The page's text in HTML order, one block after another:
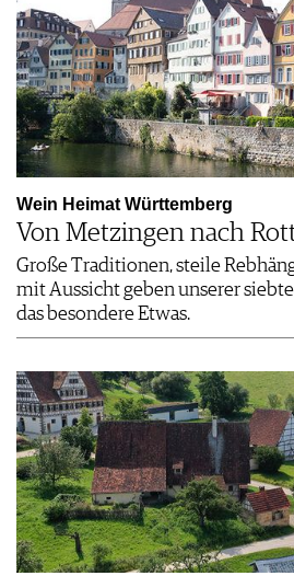
Wein Heimat Württemberg
Von Metzingen nach
Große Traditionen, steile
mit Aussicht geben unserer
das besondere Etwas.